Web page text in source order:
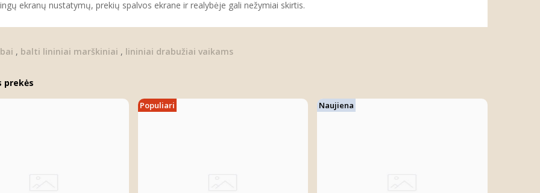
ekranų nustatymų, prekių spalvos ekrane ir realybėje gali nežymiai skirtis.
, balti lininiai marškiniai , lininiai drabužiai vaikams
prekės
Populiari Naujiena